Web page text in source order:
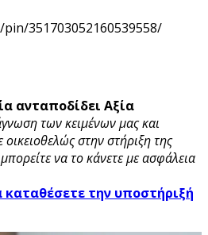
351703052160539558/
ανταποδίδει Αξία
των κειμένων μας και
στην στήριξη της
να το κάνετε με ασφάλεια
την υποστήριξή